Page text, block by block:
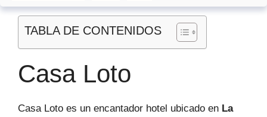
TABLA DE CONTENIDOS
Casa Loto
Casa Loto es un encantador hotel ubicado en La